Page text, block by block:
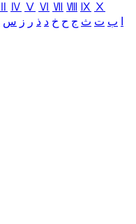
Ⅳ Ⅴ Ⅵ Ⅶ Ⅷ Ⅸ Ⅹ
ب ت ث ج ح خ د ذ ر ز س